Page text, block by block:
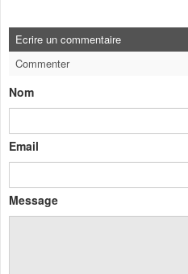
Ecrire un commentaire
Commenter
Nom
Email
Message